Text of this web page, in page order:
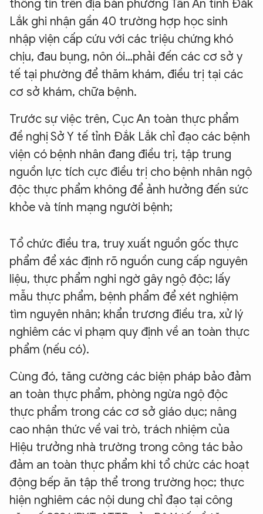
thông tin trên địa bàn phường Tân An tỉnh Đắk
Lắk ghi nhận gần 40 trường hợp học sinh
nhập viện cấp cứu với các triệu chứng khó
chịu, đau bụng, nôn ói…phải đến các cơ sở y
tế tại phường để thăm khám, điều trị tại các
cơ sở khám, chữa bệnh.
Trước sự việc trên, Cục An toàn thực phẩm
đề nghị Sở Y tế tỉnh Đắk Lắk chỉ đạo các bệnh
viện có bệnh nhân đang điều trị, tập trung
nguồn lực tích cực điều trị cho bệnh nhân ngộ
độc thực phẩm không để ảnh hưởng đến sức
khỏe và tính mạng người bệnh;
Tổ chức điều tra, truy xuất nguồn gốc thực
phẩm để xác định rõ nguồn cung cấp nguyên
liệu, thực phẩm nghi ngờ gây ngộ độc; lấy
mẫu thực phẩm, bệnh phẩm để xét nghiệm
tìm nguyên nhân; khẩn trương điều tra, xử lý
nghiêm các vi phạm quy định về an toàn thực
phẩm (nếu có).
Cùng đó, tăng cường các biện pháp bảo đảm
an toàn thực phẩm, phòng ngừa ngộ độc
thực phẩm trong các cơ sở giáo dục; nâng
cao nhận thức về vai trò, trách nhiệm của
Hiệu trưởng nhà trường trong công tác bảo
đảm an toàn thực phẩm khi tổ chức các hoạt
động bếp ăn tập thể trong trường học; thực
hiện nghiêm các nội dung chỉ đạo tại công